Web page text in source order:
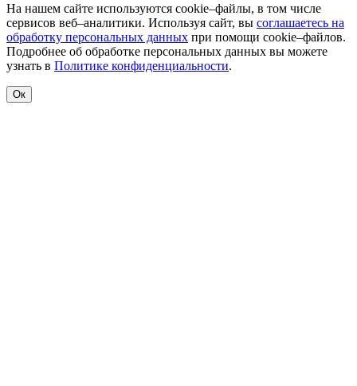
На нашем сайте используются cookie–файлы, в том числе
сервисов веб–аналитики. Используя сайт, вы соглашаетесь на
обработку персональных данных при помощи cookie–файлов.
Подробнее об обработке персональных данных вы можете
узнать в Политике конфиденциальности.
Ок